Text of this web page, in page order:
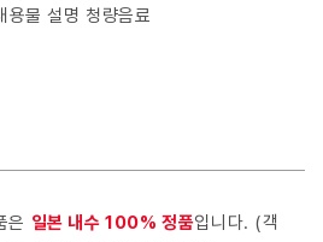
용물 설명 청량음료
은 일본 내수 100% 정품입니다. (객